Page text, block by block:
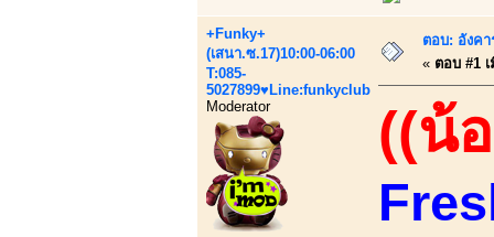
+Funky+
(เสนา.ซ.17)10:00-06:00
T:085-
5027899♥Line:funkyclub
Moderator
ตอบ: อังค
« ตอบ #1
((น้